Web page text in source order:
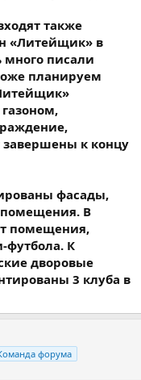
также
«Литейщик» в
много писали
планируем
завершены к концу
фасады,
В
помещения,
футбола. К
дворовые
3 клуба в
форума